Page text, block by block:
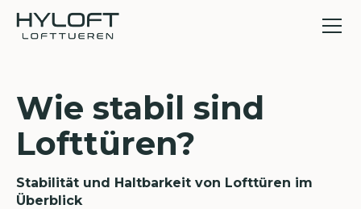
Wie stabil sind
Lofttüren?
Stabilität und Haltbarkeit von Lofttüren im
Überblick